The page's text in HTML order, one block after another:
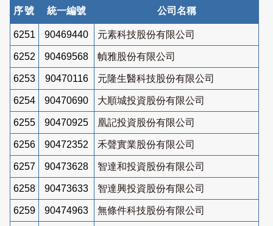
序號 統一編號 公司名稱
6251 90469440 元素科技股份有限公司
6252 90469568 幀雅股份有限公司
6253 90470116 元隆生醫科技股份有限公司
6254 90470690 大順城投資股份有限公司
6255 90470925 凰記投資股份有限公司
6256 90472352 禾聲實業股份有限公司
6257 90473628 智達和投資股份有限公司
6258 90473633 智達興投資股份有限公司
6259 90474963 無條件科技股份有限公司